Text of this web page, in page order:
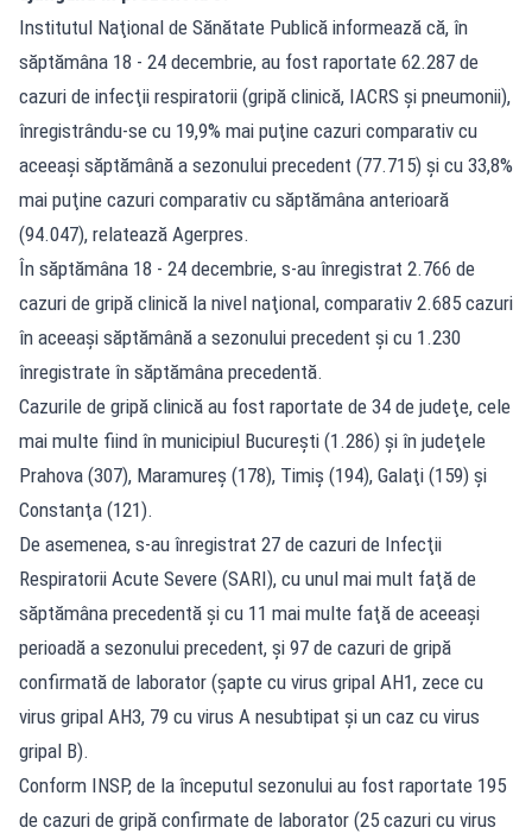
Institutul Naţional de Sănătate Publică informează că, în
săptămâna 18 - 24 decembrie, au fost raportate 62.287 de
cazuri de infecţii respiratorii (gripă clinică, IACRS şi pneumonii),
înregistrându-se cu 19,9% mai puţine cazuri comparativ cu
aceeaşi săptămână a sezonului precedent (77.715) şi cu 33,8%
mai puţine cazuri comparativ cu săptămâna anterioară
(94.047), relatează Agerpres.
În săptămâna 18 - 24 decembrie, s-au înregistrat 2.766 de
cazuri de gripă clinică la nivel naţional, comparativ 2.685 cazuri
în aceeaşi săptămână a sezonului precedent şi cu 1.230
înregistrate în săptămâna precedentă.
Cazurile de gripă clinică au fost raportate de 34 de judeţe, cele
mai multe fiind în municipiul Bucureşti (1.286) şi în judeţele
Prahova (307), Maramureş (178), Timiş (194), Galaţi (159) şi
Constanţa (121).
De asemenea, s-au înregistrat 27 de cazuri de Infecţii
Respiratorii Acute Severe (SARI), cu unul mai mult faţă de
săptămâna precedentă şi cu 11 mai multe faţă de aceeaşi
perioadă a sezonului precedent, şi 97 de cazuri de gripă
confirmată de laborator (şapte cu virus gripal AH1, zece cu
virus gripal AH3, 79 cu virus A nesubtipat şi un caz cu virus
gripal B).
Conform INSP, de la începutul sezonului au fost raportate 195
de cazuri de gripă confirmate de laborator (25 cazuri cu virus